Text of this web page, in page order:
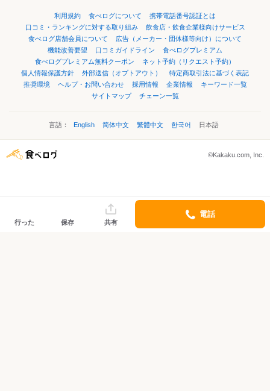
利用規約 食べログについて
携帯電話番号認証とは
口コミ・ランキングに対する取り組み
飲食店・飲食企業様向けサービス
食べログ店舗会員について
広告（メーカー・団体様等向け）について
機能改善要望
口コミガイドライン
食べログプレミアム
食べログプレミアム無料クーポン
ネット予約（リクエスト予約）
個人情報保護方針
外部送信（オプトアウト）
特定商取引法に基づく表記
推奨環境
ヘルプ・お問い合わせ 採用情報 企業情報
キーワード一覧
サイトマップ
チェーン一覧
言語： English 简体中文 繁體中文 한국어 日本語
©Kakaku.com, Inc.
行った 保存 共有
電話